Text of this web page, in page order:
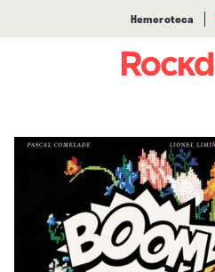
Hemeroteca